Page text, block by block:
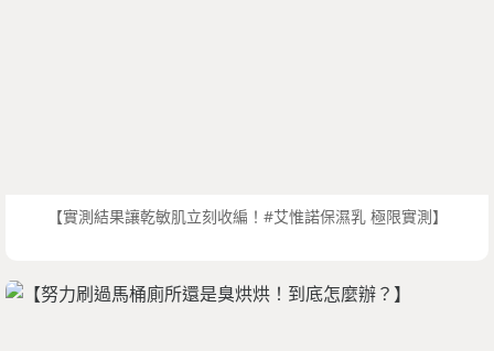
【實測結果讓乾敏肌立刻收編！#艾惟諾保濕乳 極限實測】